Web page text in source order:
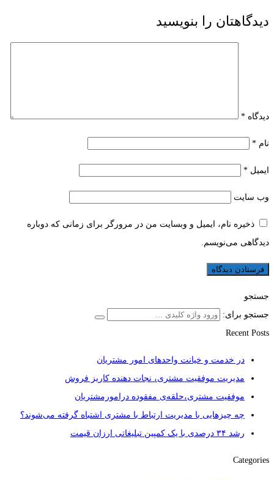
دیدگاهتان را بنویسید
دیدگاه *
نام *
ایمیل *
وب‌ سایت
ذخیره نام، ایمیل و وبسایت من در مرورگر برای زمانی که دوباره
دیدگاهی می‌نویسم.
جستجو
جستجو برای:
Recent Posts
در خدمت و خیانت واحدهای امور مشتریان
مدیریت موفقیت مشتری، نجات دهنده کاریز فروش
موفقیت مشتری،حلقه‌ی مفقوده درامورمشتریان
چه چیزهایی با مدیریت ارتباط با مشتری اشتباه گرفته می‌شوند؟
رشد ۳۴ درصدی با یک کمپین تبلیغاتی ارزان قیمت
Categories